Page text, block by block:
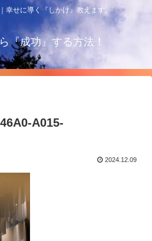
幸せに導く『しかけ』教えます。
『成功』する方法！
A015-
2024.12.09